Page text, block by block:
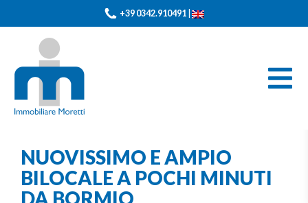
+39 0342.910491
NUOVISSIMO E AMPIO
BILOCALE A POCHI MINUTI
DA BORMIO